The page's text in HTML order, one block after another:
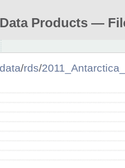
Data Products —
/rds/